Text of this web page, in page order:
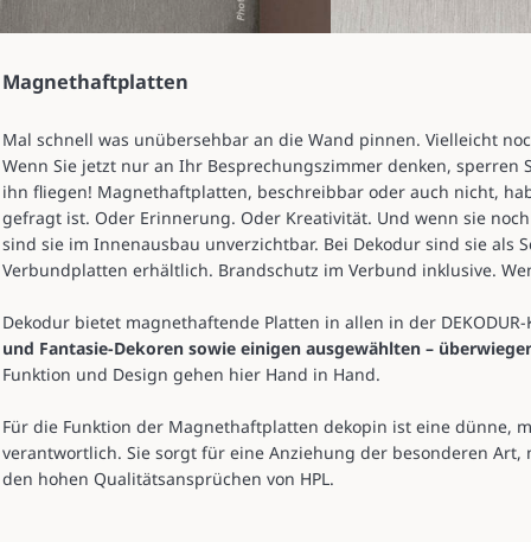
Magnethaftplatten
Mal schnell was unübersehbar an die Wand pinnen. Vielleicht
Wenn Sie jetzt nur an Ihr Besprechungszimmer denken, sperren
ihn fliegen! Magnethaftplatten, beschreibbar oder auch nicht,
gefragt ist. Oder Erinnerung. Oder Kreativität. Und wenn sie
sind sie im Innenausbau unverzichtbar. Bei Dekodur sind sie als
Verbundplatten erhältlich. Brandschutz im Verbund inklusive.
Dekodur bietet magnethaftende Platten in allen in der
und Fantasie-Dekoren sowie einigen ausgewählten –
Funktion und Design gehen hier Hand in Hand.
Für die Funktion der Magnethaftplatten dekopin ist eine dünne,
verantwortlich. Sie sorgt für eine Anziehung der besonderen
den hohen Qualitätsansprüchen von HPL.